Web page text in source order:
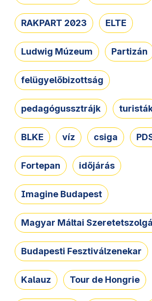
RAKPART 2023 ELTE
Ludwig Múzeum Partizán
felügyelőbizottság
pedagógussztrájk
BLKE víz csiga
Fortepan időjárás
Imagine Budapest
Magyar Máltai
Budapesti Fesztiválzenekar
Kalauz Tour de Hongrie